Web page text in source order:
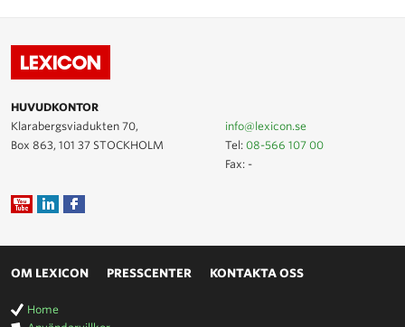
HUVUDKONTOR
Klarabergsviadukten 70,
Box 863, 101 37 STOCKHOLM
info@lexicon.se
Tel:08-566 107 00
Fax: -
OM LEXICON PRESSCENTER KONTAKTA OSS
Home